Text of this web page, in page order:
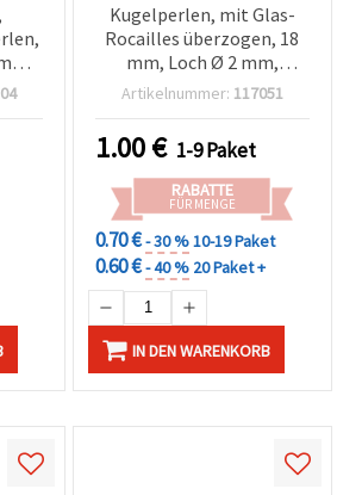
Kugelperlen, mit Glas-
Rocailles überzogen, 18
mm, Loch Ø 2 mm,
Schwarz, 5er-Pack
Artikelnummer: 117051
1.00€ 1-9 Paket
RABATTE
FÜR MENGE
0.70 €- 30 %10-19 Paket
0.60 €- 40 % 20 Paket +
IN DEN WARENKORB